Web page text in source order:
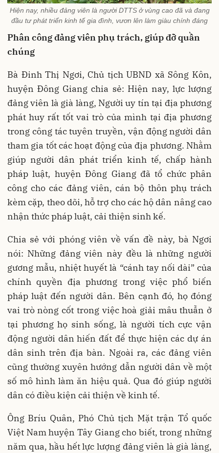
Hiện nay, nhiều đảng viên là người DTTS ở vùng cao đã và đang
đầu tư phát triển kinh tế gia đình, vươn lên làm giàu chính đáng
Phân công đảng viên phụ trách, giúp đỡ quần
chúng
Bà Đinh Thị Ngơi, Chủ tịch UBND xã Sông Kôn,
huyện Đông Giang chia sẻ: Hiện nay, lực lượng
đảng viên là già làng, Người uy tín tại địa phương
phát huy rất tốt vai trò của mình tại địa phương
trong công tác tuyên truyền, vận động người dân
tham gia tốt các hoạt động của địa phương. Nhằm
giúp người dân phát triển kinh tế, chấp hành
pháp luật, huyện Đông Giang đã tổ chức phân
công cho các đảng viên, cán bộ thôn phụ trách
kèm cặp, theo dõi, hỗ trợ cho các hộ dân nâng cao
nhận thức pháp luật, cải thiện sinh kế.
Chia sẻ với phóng viên về vấn đề này, bà Ngơi
nói: Những đảng viên này đều là những người
gương mẫu, nhiệt huyết là “cánh tay nối dài” của
chính quyền địa phương trong việc phổ biến
pháp luật đến người dân. Bên cạnh đó, họ đóng
vai trò nòng cốt trong việc hoà giải mâu thuẫn ở
tại phương họ sinh sống, là người tích cực vận
động người dân hiến đất để thực hiện các dự án
dân sinh trên địa bàn. Ngoài ra, các đảng viên
cũng thường xuyên hướng dẫn người dân về một
số mô hình làm ăn hiệu quả. Qua đó giúp người
dân có điều kiện cải thiện về kinh tế.
Ông Bríu Quân, Phó Chủ tịch Mặt trận Tổ quốc
Việt Nam huyện Tây Giang cho biết, trong những
năm qua, hầu hết lực lượng đảng viên là già làng,